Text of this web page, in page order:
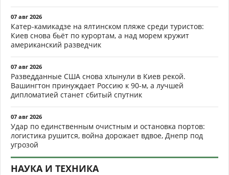
07 авг 2026
Катер-камикадзе на ялтинском пляже среди туристов:
Киев снова бьёт по курортам, а над морем кружит
американский разведчик
07 авг 2026
Разведданные США снова хлынули в Киев рекой.
Вашингтон принуждает Россию к 90-м, а лучшей
дипломатией станет сбитый спутник
07 авг 2026
Удар по единственным очистным и остановка портов:
логистика рушится, война дорожает вдвое, Днепр под
угрозой
НАУКА И ТЕХНИКА